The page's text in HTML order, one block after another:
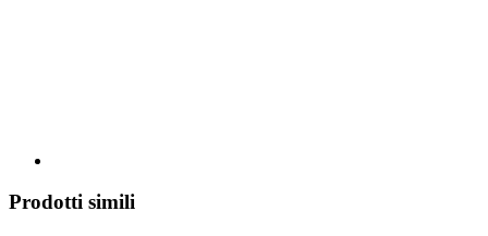
Prodotti simili